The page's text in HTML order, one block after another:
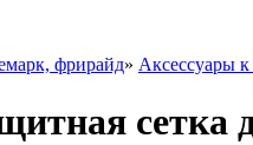
фрирайд» Аксессуары
сетка